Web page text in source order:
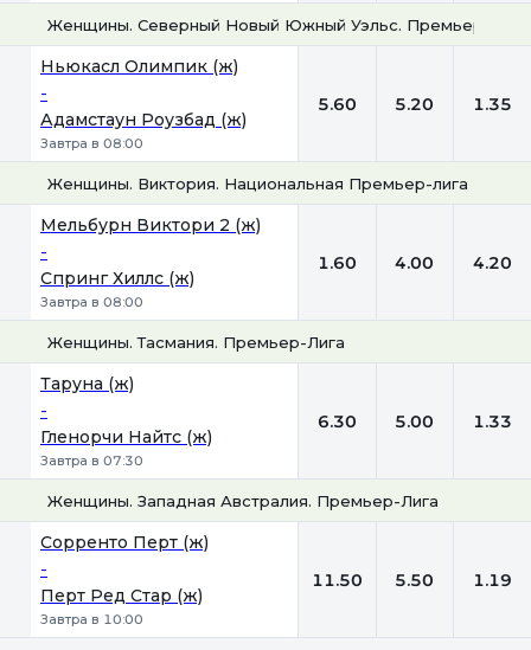
Женщины. Северный Новый Южный Уэльс. Премьер-лига
Ньюкасл Олимпик (ж)
-
Адамстаун Роузбад (ж)
Завтра в 08:00
5.60 5.20 1.35
Женщины. Виктория. Национальная Премьер-лига
Мельбурн Виктори 2 (ж)
-
Спринг Хиллс (ж)
Завтра в 08:00
1.60 4.00 4.20
Женщины. Тасмания. Премьер-Лига
Таруна (ж)
-
Гленорчи Найтс (ж)
Завтра в 07:30
6.30 5.00 1.33
Женщины. Западная Австралия. Премьер-Лига
Сорренто Перт (ж)
-
Перт Ред Стар (ж)
Завтра в 10:00
11.50 5.50 1.19